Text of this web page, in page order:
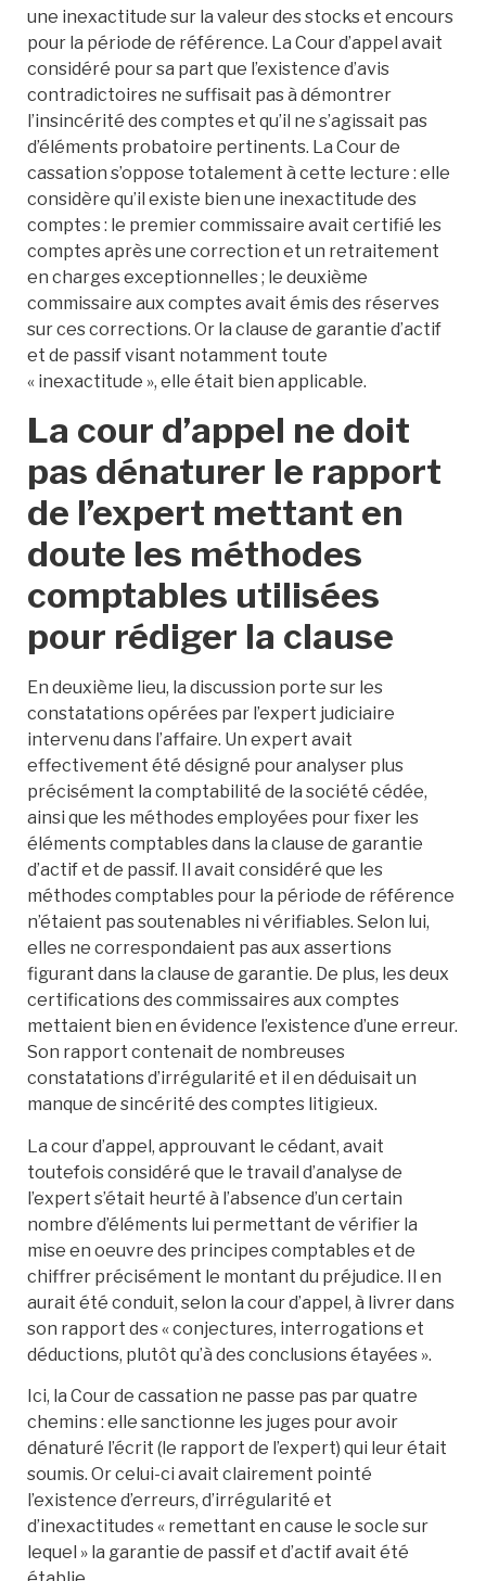
une inexactitude sur la valeur des stocks et encours
pour la période de référence. La Cour d’appel avait
considéré pour sa part que l’existence d’avis
contradictoires ne suffisait pas à démontrer
l’insincérité des comptes et qu’il ne s’agissait pas
d’éléments probatoire pertinents. La Cour de
cassation s’oppose totalement à cette lecture : elle
considère qu’il existe bien une inexactitude des
comptes : le premier commissaire avait certifié les
comptes après une correction et un retraitement
en charges exceptionnelles ; le deuxième
commissaire aux comptes avait émis des réserves
sur ces corrections. Or la clause de garantie d’actif
et de passif visant notamment toute
« inexactitude », elle était bien applicable.
La cour d’appel ne doit
pas dénaturer le rapport
de l’expert mettant en
doute les méthodes
comptables utilisées
pour rédiger la clause
En deuxième lieu, la discussion porte sur les
constatations opérées par l’expert judiciaire
intervenu dans l’affaire. Un expert avait
effectivement été désigné pour analyser plus
précisément la comptabilité de la société cédée,
ainsi que les méthodes employées pour fixer les
éléments comptables dans la clause de garantie
d’actif et de passif. Il avait considéré que les
méthodes comptables pour la période de référence
n’étaient pas soutenables ni vérifiables. Selon lui,
elles ne correspondaient pas aux assertions
figurant dans la clause de garantie. De plus, les deux
certifications des commissaires aux comptes
mettaient bien en évidence l’existence d’une erreur.
Son rapport contenait de nombreuses
constatations d’irrégularité et il en déduisait un
manque de sincérité des comptes litigieux.
La cour d’appel, approuvant le cédant, avait
toutefois considéré que le travail d’analyse de
l’expert s’était heurté à l’absence d’un certain
nombre d’éléments lui permettant de vérifier la
mise en oeuvre des principes comptables et de
chiffrer précisément le montant du préjudice. Il en
aurait été conduit, selon la cour d’appel, à livrer dans
son rapport des « conjectures, interrogations et
déductions, plutôt qu’à des conclusions étayées ».
Ici, la Cour de cassation ne passe pas par quatre
chemins : elle sanctionne les juges pour avoir
dénaturé l’écrit (le rapport de l’expert) qui leur était
soumis. Or celui-ci avait clairement pointé
l’existence d’erreurs, d’irrégularité et
d’inexactitudes « remettant en cause le socle sur
lequel » la garantie de passif et d’actif avait été